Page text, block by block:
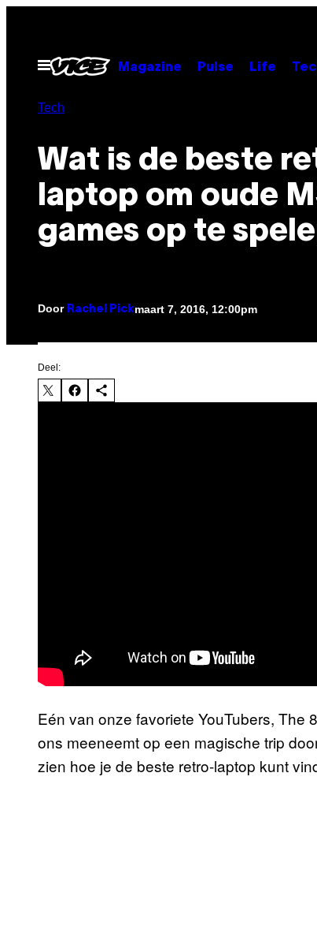
Open
menu
Magazine Pulse Life
Tech
Wat is de beste
laptop om oude
games op te
Door Rachel Pickmaart 7, 2016, 12:00pm
Deel:
Eén van onze favoriete YouTubers, The
ons meeneemt op een magische trip
zien hoe je de beste retro-laptop kunt